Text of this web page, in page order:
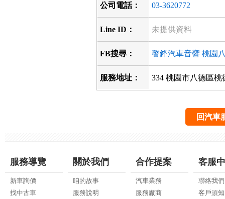
公司電話： 03-3620772
Line ID： 未提供資料
FB搜尋： 謦鋒汽車音響 桃園
服務地址： 334 桃園市八德區
回汽車
服務導覽
新車詢價
找中古車
關於我們
咱的故事
服務說明
合作提案
汽車業務
服務廠商
客服
聯絡我們
客戶須知